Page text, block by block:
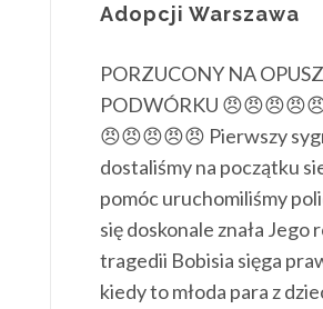
Adopcji Warszawa
PORZUCONY NA
PODWÓRKU
😠😠😠😠😠 Pierwszy
dostaliśmy na początku
pomóc uruchomiliśmy
się doskonale znała Jego
tragedii Bobisia sięga
kiedy to młoda para z